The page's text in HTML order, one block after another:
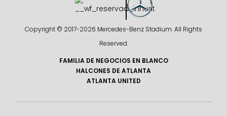
Copyright © 2017-2026 Mercedes-Benz Stadium. All Rights
Reserved.
FAMILIA DE NEGOCIOS EN BLANCO
HALCONES DE ATLANTA
ATLANTA UNITED